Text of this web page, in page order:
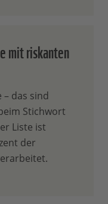
mit riskanten
– das sind
Stichwort
Liste ist
der